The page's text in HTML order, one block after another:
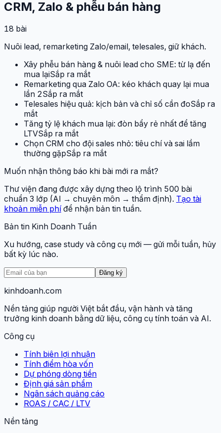
CRM, Zalo & phễu bán hàng
18 bài
Nuôi lead, remarketing Zalo/email, telesales, giữ khách.
Xây phễu bán hàng & nuôi lead cho SME: từ lạ đến
mua lạiSắp ra mắt
Remarketing qua Zalo OA: kéo khách quay lại mua
lần 2Sắp ra mắt
Telesales hiệu quả: kịch bản và chỉ số cần đoSắp ra
mắt
Tăng tỷ lệ khách mua lại: đòn bẩy rẻ nhất để tăng
LTVSắp ra mắt
Chọn CRM cho đội sales nhỏ: tiêu chí và sai lầm
thường gặpSắp ra mắt
Muốn nhận thông báo khi bài mới ra mắt?
Thư viện đang được xây dựng theo lộ trình 500 bài
chuẩn 3 lớp (AI → chuyên môn → thẩm định). Tạo tài
khoản miễn phí để nhận bản tin tuần.
Bản tin Kinh Doanh Tuần
Xu hướng, case study và công cụ mới — gửi mỗi tuần, hủy
bất kỳ lúc nào.
Đăng ký
kinhdoanh.com
Nền tảng giúp người Việt bắt đầu, vận hành và tăng
trưởng kinh doanh bằng dữ liệu, công cụ tính toán và AI.
Công cụ
Tính biên lợi nhuận
Tính điểm hòa vốn
Dự phóng dòng tiền
Định giá sản phẩm
Ngân sách quảng cáo
ROAS / CAC / LTV
Nền tảng